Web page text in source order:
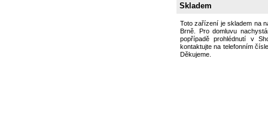
Skladem
Toto zařízení je skladem na
Brně. Pro domluvu
popřípadě prohlédnutí v
kontaktujte na telefonním
Děkujeme.